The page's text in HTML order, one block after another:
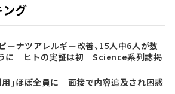
グ
ーナツアレルギー改善、15人中6人が数
に ヒトの実証は初 Science系列誌掲
用」ほぼ全員に 面接で内容追及され困惑